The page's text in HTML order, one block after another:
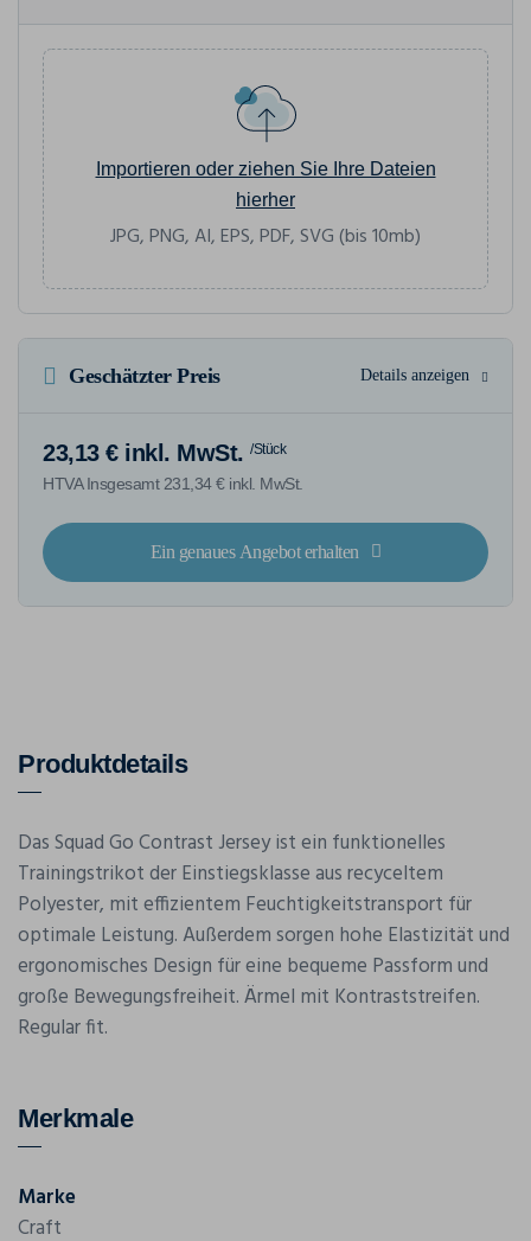
Importieren oder ziehen Sie Ihre Dateien
hierher
JPG, PNG, AI, EPS, PDF, SVG (bis 10mb)
Geschätzter Preis Details anzeigen
23,13 € inkl. MwSt. /Stück
HTVA Insgesamt 231,34 € inkl. MwSt.
Ein genaues Angebot erhalten
Produktdetails
Das Squad Go Contrast Jersey ist ein funktionelles
Trainingstrikot der Einstiegsklasse aus recyceltem
Polyester, mit effizientem Feuchtigkeitstransport für
optimale Leistung. Außerdem sorgen hohe Elastizität und
ergonomisches Design für eine bequeme Passform und
große Bewegungsfreiheit. Ärmel mit Kontraststreifen.
Regular fit.
Merkmale
Marke
Craft